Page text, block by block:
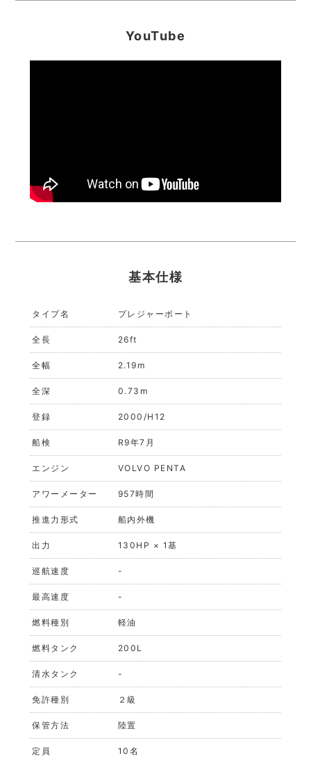
YouTube
基本仕様
タイプ名 プレジャーボート
全長 26ft
全幅 2.19m
全深 0.73m
登録 2000/H12
船検 R9年7月
エンジン VOLVO PENTA
アワーメーター 957時間
推進力形式 船内外機
出力 130HP × 1基
巡航速度 -
最高速度 -
燃料種別 軽油
燃料タンク 200L
清水タンク -
免許種別 ２級
保管方法 陸置
定員 10名